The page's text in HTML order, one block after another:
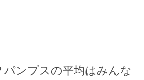
パンプスの平均はみんな